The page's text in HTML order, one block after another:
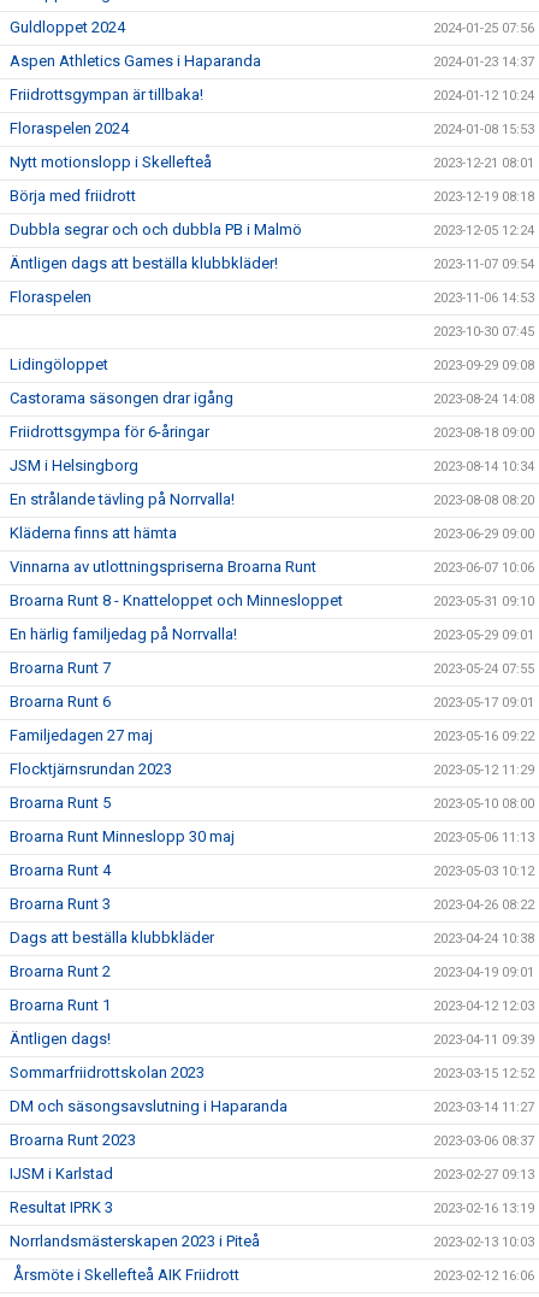
Guldloppet 2024 2024-01-25 07:56
Aspen Athletics Games i Haparanda 2024-01-23 14:37
Friidrottsgympan är tillbaka! 2024-01-12 10:24
Floraspelen 2024 2024-01-08 15:53
Nytt motionslopp i Skellefteå 2023-12-21 08:01
Börja med friidrott 2023-12-19 08:18
Dubbla segrar och och dubbla PB i Malmö 2023-12-05 12:24
Äntligen dags att beställa klubbkläder! 2023-11-07 09:54
Floraspelen 2023-11-06 14:53
2023-10-30 07:45
Lidingöloppet 2023-09-29 09:08
Castorama säsongen drar igång 2023-08-24 14:08
Friidrottsgympa för 6-åringar 2023-08-18 09:00
JSM i Helsingborg 2023-08-14 10:34
En strålande tävling på Norrvalla! 2023-08-08 08:20
Kläderna finns att hämta 2023-06-29 09:00
Vinnarna av utlottningspriserna Broarna Runt 2023-06-07 10:06
Broarna Runt 8 - Knatteloppet och Minnesloppet 2023-05-31 09:10
En härlig familjedag på Norrvalla! 2023-05-29 09:01
Broarna Runt 7 2023-05-24 07:55
Broarna Runt 6 2023-05-17 09:01
Familjedagen 27 maj 2023-05-16 09:22
Flocktjärnsrundan 2023 2023-05-12 11:29
Broarna Runt 5 2023-05-10 08:00
Broarna Runt Minneslopp 30 maj 2023-05-06 11:13
Broarna Runt 4 2023-05-03 10:12
Broarna Runt 3 2023-04-26 08:22
Dags att beställa klubbkläder 2023-04-24 10:38
Broarna Runt 2 2023-04-19 09:01
Broarna Runt 1 2023-04-12 12:03
Äntligen dags! 2023-04-11 09:39
Sommarfriidrottskolan 2023 2023-03-15 12:52
DM och säsongsavslutning i Haparanda 2023-03-14 11:27
Broarna Runt 2023 2023-03-06 08:37
IJSM i Karlstad 2023-02-27 09:13
Resultat IPRK 3 2023-02-16 13:19
Norrlandsmästerskapen 2023 i Piteå 2023-02-13 10:03
Årsmöte i Skellefteå AIK Friidrott 2023-02-12 16:06